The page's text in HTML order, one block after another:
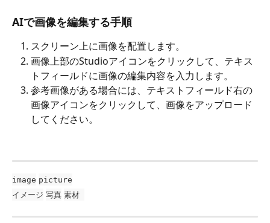
AIで画像を編集する手順
スクリーン上に画像を配置します。
画像上部のStudioアイコンをクリックして、テキス
トフィールドに画像の編集内容を入力します。
参考画像がある場合には、テキストフィールド右の
画像アイコンをクリックして、画像をアップロード
してください。
image picture
イメージ 写真 素材